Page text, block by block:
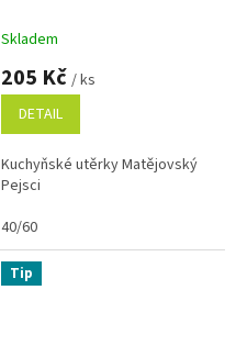
Skladem
205 Kč / ks
DETAIL
Kuchyňské utěrky Matějovský
Pejsci
40/60
Tip